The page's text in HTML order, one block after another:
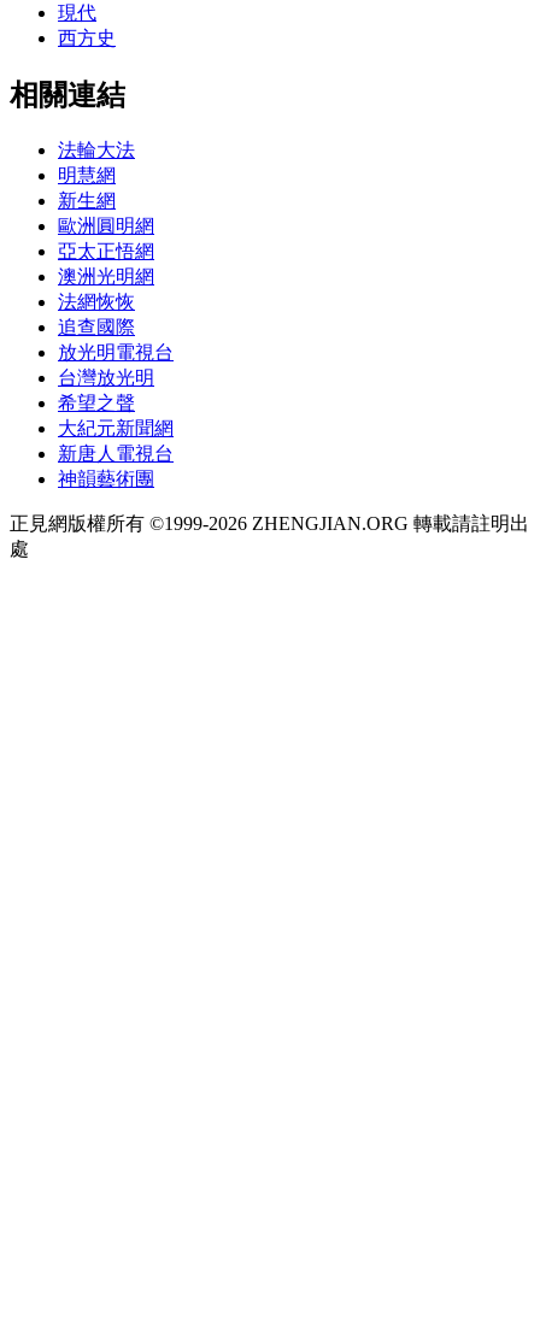
現代
西方史
相關連結
法輪大法
明慧網
新生網
歐洲圓明網
亞太正悟網
澳洲光明網
法網恢恢
追查國際
放光明電視台
台灣放光明
希望之聲
大紀元新聞網
新唐人電視台
神韻藝術團
正見網版權所有 ©1999-2026 ZHENGJIAN.ORG 轉載請註明出
處